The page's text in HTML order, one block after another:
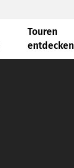
Touren
entdecken